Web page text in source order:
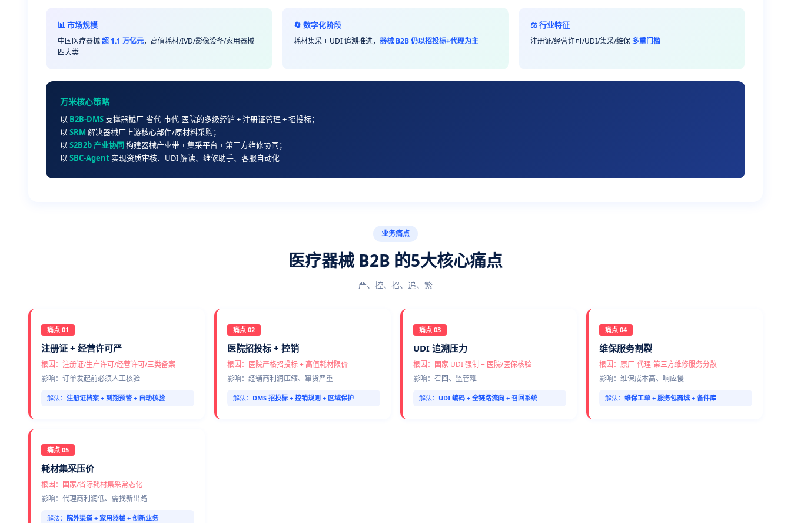
📊 市场规模
中国医疗器械超 1.1 万亿元，高值耗材/IVD/影像设备/家用器械
四大类
🔄 数字化阶段
耗材集采 + UDI 追溯推进，器械 B2B 仍以招投标+代理为主
⚖️ 行业特征
注册证/经营许可/UDI/集采/维保 多重门槛
万米核心策略
以 B2B-DMS 支撑器械厂-省代-市代-医院的多级经销 + 注册证管理 + 招投标；
以 SRM 解决器械厂上游核心部件/原材料采购；
以 S2B2b 产业协同构建器械产业带 + 集采平台 + 第三方维修协同；
以 SBC-Agent 实现资质审核、UDI 解读、维修助手、客服自动化
业务痛点
医疗器械 B2B 的5大核心痛点
严、控、招、追、繁
痛点 01
注册证 + 经营许可严
根因：注册证/生产许可/经营许可/三类备案
影响：订单发起前必须人工核验
解法： 注册证档案 + 到期预警 + 自动核验
痛点 02
医院招投标 + 控销
根因：医院严格招投标 + 高值耗材限价
影响：经销商利润压缩、窜货严重
解法： DMS 招投标 + 控销规则 + 区域保护
痛点 03
UDI 追溯压力
根因：国家 UDI 强制 + 医院/医保核验
影响：召回、监管难
解法： UDI 编码 + 全链路流向 + 召回系统
痛点 04
维保服务割裂
根因：原厂-代理-第三方维修服务分散
影响：维保成本高、响应慢
解法： 维保工单 + 服务包商城 + 备件库
痛点 05
耗材集采压价
根因：国家/省际耗材集采常态化
影响：代理商利润低、需找新出路
解法： 院外渠道 + 家用器械 + 创新业务